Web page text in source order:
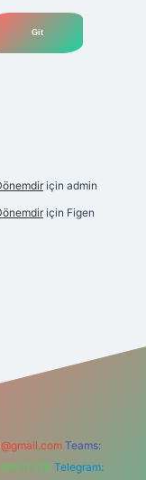
için admin
için Figen
Teams:
0 726 Telegram: